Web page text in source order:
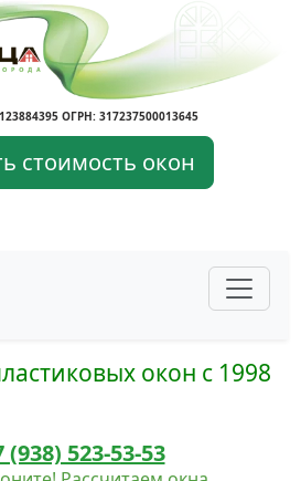
ОГРН: 317237500013645
стоимость окон
окон с 1998
(938) 523-53-53